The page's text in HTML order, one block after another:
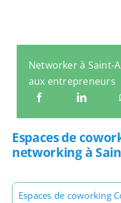
Networker à Saint-
aux entrepreneurs
Espaces de
networking à
Espaces de coworking